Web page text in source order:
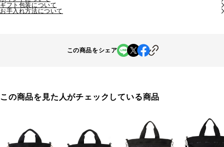
ギフト包装について
お手入れ方法について
この商品をシェア
この商品を見た人がチェックしている商品